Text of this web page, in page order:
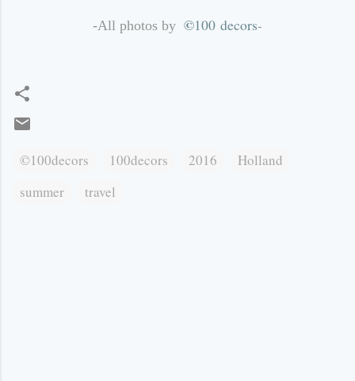
-All photos by ©100 decors-
©100decors 100decors 2016
Holland
summer
travel